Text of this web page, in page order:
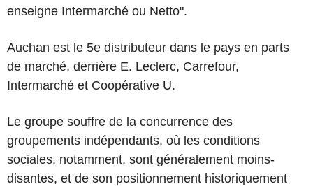
enseigne Intermarché ou Netto".
Auchan est le 5e distributeur dans le pays en parts
de marché, derrière E. Leclerc, Carrefour,
Intermarché et Coopérative U.
Le groupe souffre de la concurrence des
groupements indépendants, où les conditions
sociales, notamment, sont généralement moins-
disantes, et de son positionnement historiquement